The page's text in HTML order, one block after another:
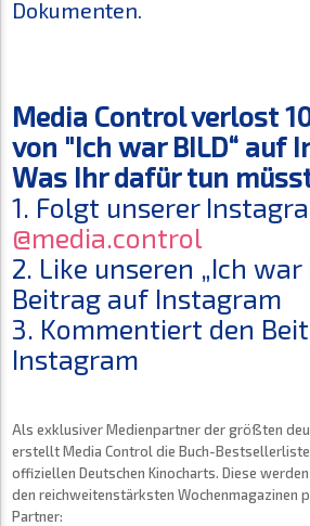
Dokumenten.
Media Control verlost
von "Ich war BILD“ auf
Was Ihr dafür tun
1. Folgt unserer
@media.control
2. Like unseren „Ich war
Beitrag auf Instagram
3. Kommentiert den
Instagram
Als exklusiver Medienpartner der größten
erstellt Media Control die Buch-
offiziellen Deutschen Kinocharts. Diese
den reichweitenstärksten Wochenmagazinen
Partner: